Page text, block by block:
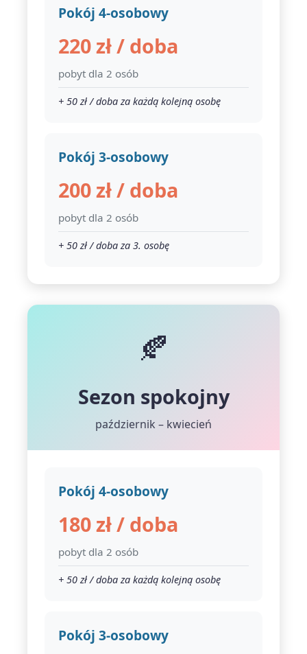
Pokój 4-osobowy
220 zł / doba
pobyt dla 2 osób
+ 50 zł / doba za każdą kolejną osobę
Pokój 3-osobowy
200 zł / doba
pobyt dla 2 osób
+ 50 zł / doba za 3. osobę
🍂
Sezon spokojny
październik – kwiecień
Pokój 4-osobowy
180 zł / doba
pobyt dla 2 osób
+ 50 zł / doba za każdą kolejną osobę
Pokój 3-osobowy